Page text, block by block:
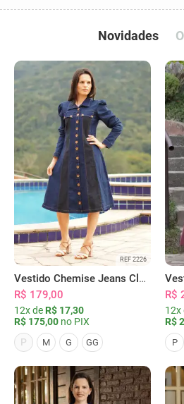
Novidades
REF 2226
Vestido Chemise Jeans Clássica Serena
R$ 179,00
12x de R$ 17,30
R$ 175,00 no PIX
P
M G GG
R$
12x
R$
P